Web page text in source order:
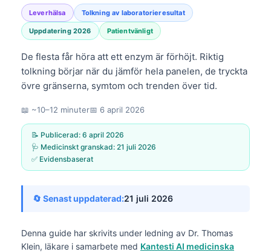
Leverhälsa Tolkning av laboratorieresultat
Uppdatering 2026 Patientvänligt
De flesta får höra att ett enzym är förhöjt. Riktig
tolkning börjar när du jämför hela panelen, de tryckta
övre gränserna, symtom och trenden över tid.
📖 ~10–12 minuter📅 6 april 2026
📝 Publicerad: 6 april 2026
🩺 Medicinskt granskad: 21 juli 2026
✅ Evidensbaserat
🔄 Senast uppdaterad:21 juli 2026
Denna guide har skrivits under ledning av Dr. Thomas
Klein, läkare i samarbete med Kantesti AI medicinska